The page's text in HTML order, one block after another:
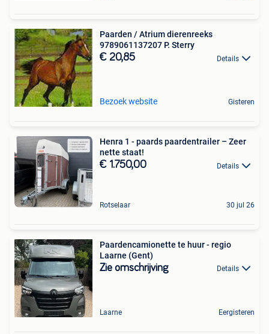
Paarden / Atrium dierenreeks
9789061137207 P. Sterry
€ 20,85 Details
Bezoek website Gisteren
Henra 1 - paards paardentrailer – Zeer
nette staat!
€ 1.750,00 Details
Rotselaar 30 jul 26
Paardencamionette te huur - regio
Laarne (Gent)
Zie omschrijving Details
Laarne Eergisteren